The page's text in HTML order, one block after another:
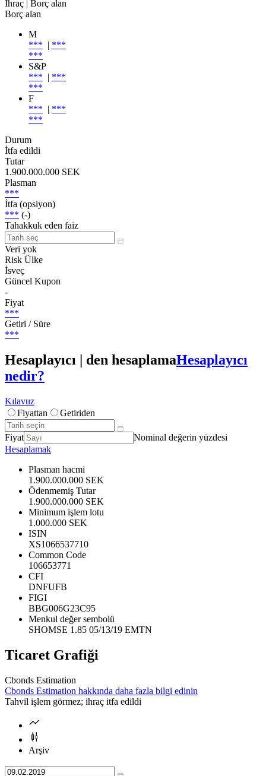
İhraç
| Borç alan
Borç alan
M
*** | ***
***
S&P
*** | ***
***
F
*** | ***
***
Durum
İtfa edildi
Tutar
1.900.000.000 SEK
Plasman
***
İtfa (opsiyon)
*** (-)
Tahakkuk eden faiz
Veri yok
Risk Ülke
İsveç
Güncel Kupon
-
Fiyat
***
Getiri / Süre
***
Hesaplayıcı | den hesaplamaHesaplayıcı
nedir?
Kılavuz
Fiyattan
Getiriden
Fiyat
Nominal değerin yüzdesi
Hesaplamak
Plasman hacmi
1.900.000.000 SEK
Ödenmemiş Tutar
1.900.000.000 SEK
Minimum işlem lotu
1.000.000 SEK
ISIN
XS1066537710
Common Code
106653771
CFI
DNFUFB
FIGI
BBG006G23C95
Menkul değer sembolü
SHOMSE 1.85 05/13/19 EMTN
Ticaret Grafiği
Cbonds Estimation
Cbonds Estimation hakkında daha fazla bilgi edinin
Tahvil işlem görmez; ihraç itfa edildi
Arşiv